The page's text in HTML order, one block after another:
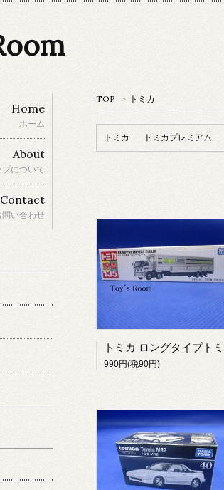
TOP > トミカ
トミカ トミカプレミアム
990円(税90円)
Home
ホーム
About
プについて
Contact
問い合わせ